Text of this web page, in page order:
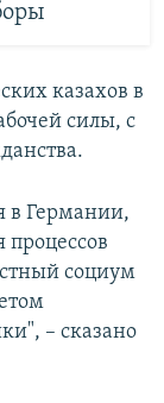
казахов в
силы, с
в Германии,
процессов
социум
– сказано